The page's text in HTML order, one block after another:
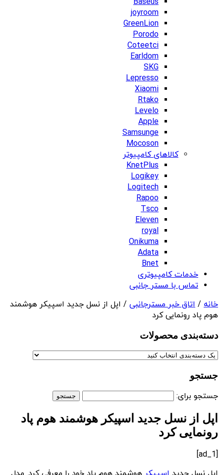
joyroom
GreenLion
Porodo
Coteetci
Earldom
SKG
Lepresso
Xiaomi
Rtako
Levelo
Apple
Samsunge
Mocoson
کالاهای کامپیوتر
KnetPlus
Logikey
Logitech
Rapoo
Tsco
Eleven
royal
Onikuma
Adata
Bnet
خدمات کامپیوتری
تماس با مستر جانبی
خانه / اتاق خبر مسترجانبی / اپل از نسل جدید اسپیکر هوشمند
هوم پاد رونمایی کرد
دسته‌بندی‌ محصولات
جستجو
جستجو برای:
اپل از نسل جدید اسپیکر هوشمند هوم پاد
رونمایی کرد
[ad_1]